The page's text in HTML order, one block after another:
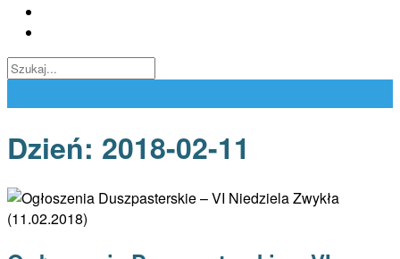
Dzień: 2018-02-11